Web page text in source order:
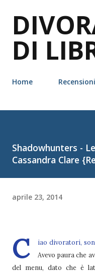
DI
Home Recensioni
Shadowhunters -
Cassandra Clare
aprile 23, 2014
C
iao divoratori,
Avevo paura che
del menu, dato che è